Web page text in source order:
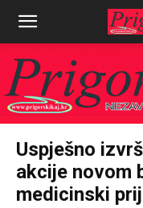
Uspješno
akcije novom
medicinski